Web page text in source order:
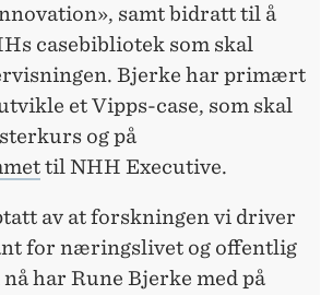
samt bidratt til å
casebibliotek som skal
Bjerke har primært
et Vipps-case, som skal
og på
til NHH Executive.
av at forskningen vi driver
for næringslivet og offentlig
har Rune Bjerke med på